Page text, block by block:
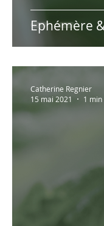
Ephémère
Catherine Regnier
15 mai 2021
1